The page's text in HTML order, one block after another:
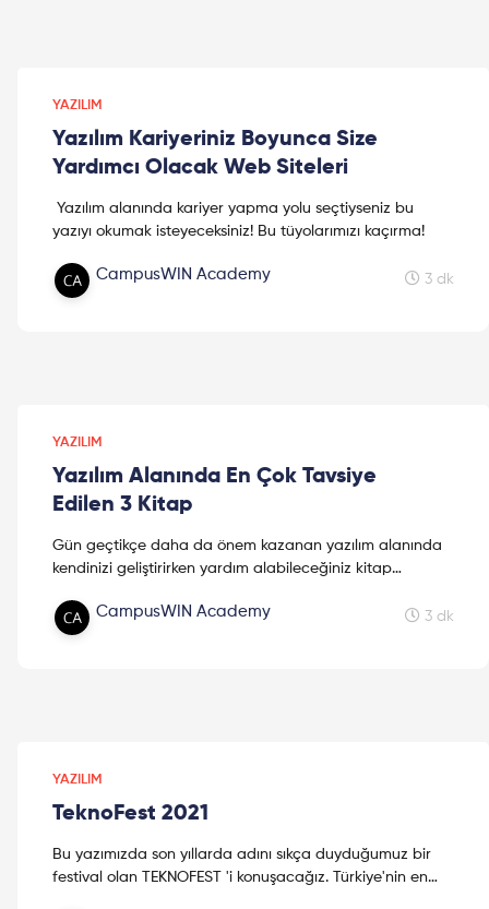
YAZILIM
Yazılım Kariyeriniz Boyunca Size
Yardımcı Olacak Web Siteleri
Yazılım alanında kariyer yapma yolu seçtiyseniz bu
yazıyı okumak isteyeceksiniz! Bu tüyolarımızı kaçırma!
CampusWIN Academy 3 dk
YAZILIM
Yazılım Alanında En Çok Tavsiye
Edilen 3 Kitap
Gün geçtikçe daha da önem kazanan yazılım alanında
kendinizi geliştirirken yardım alabileceğiniz kitap
CampusWIN Academy 3 dk
YAZILIM
TeknoFest 2021
Bu yazımızda son yıllarda adını sıkça duyduğumuz bir
festival olan TEKNOFEST 'i konuşacağız. Türkiye'nin en